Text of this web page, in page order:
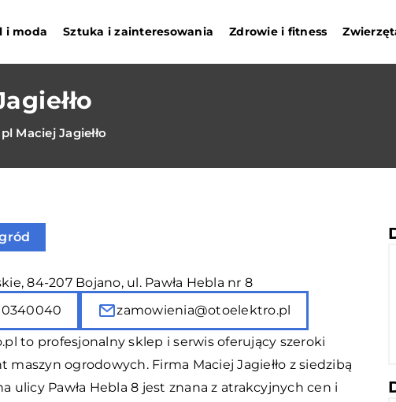
i moda Sztuka i zainteresowania Zdrowie i fitness
Maciej Jagiełło
84-207 Bojano, ul. Pawła Hebla nr 8
zamowienia@otoelektro.pl
to profesjonalny sklep i serwis oferujący szeroki
maszyn ogrodowych. Firma Maciej Jagiełło z siedzibą
ulicy Pawła Hebla 8 jest znana z atrakcyjnych cen i